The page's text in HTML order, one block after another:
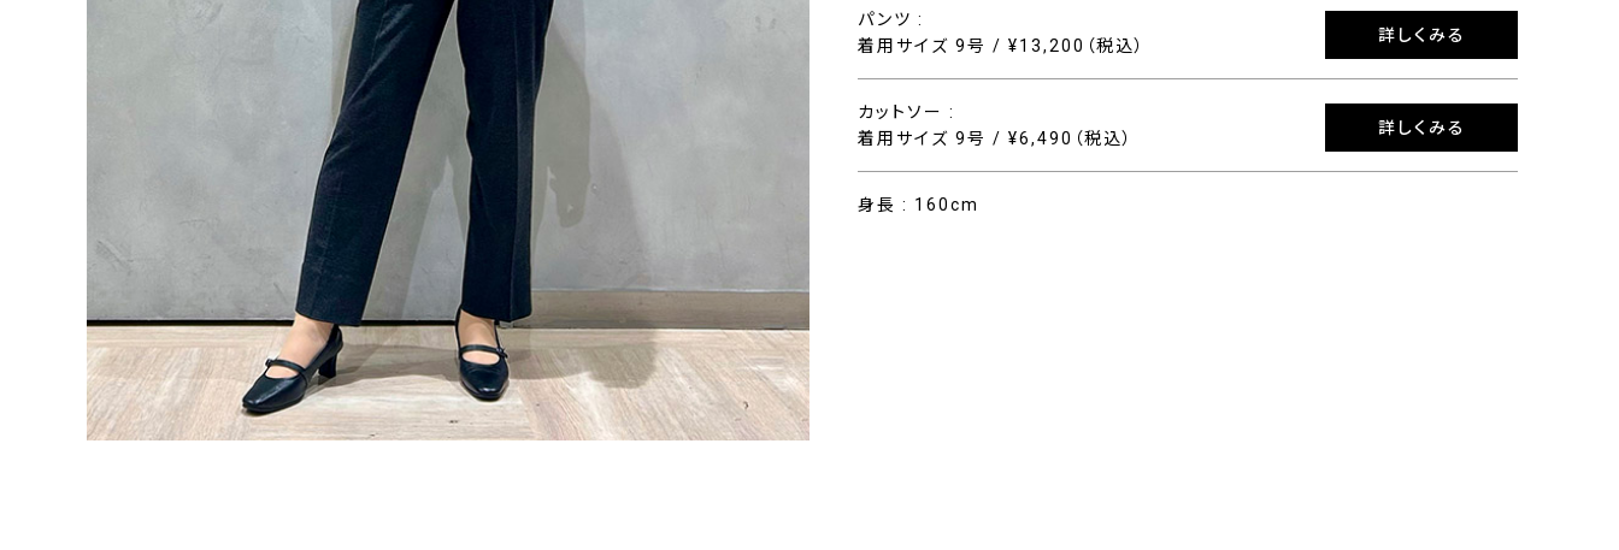
パンツ :
着用サイズ 9号 / ¥13,200（税込）
詳しくみる
カットソー :
着用サイズ 9号 / ¥6,490（税込）
詳しくみる
身長 : 160cm